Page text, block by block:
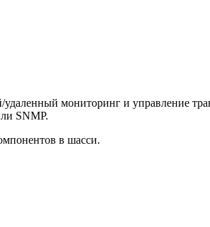
мониторинг и управление
SNMP.
в шасси.